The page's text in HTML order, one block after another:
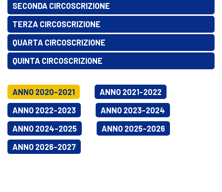
SECONDA CIRCOSCRIZIONE
TERZA CIRCOSCRIZIONE
QUARTA CIRCOSCRIZIONE
QUINTA CIRCOSCRIZIONE
ANNO 2020-2021
ANNO 2021-2022
ANNO 2022-2023
ANNO 2023-2024
ANNO 2024-2025
ANNO 2025-2026
ANNO 2026-2027